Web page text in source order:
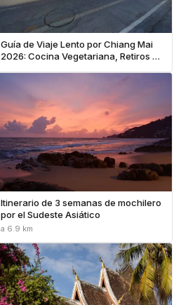
Guía de Viaje Lento por Chiang Mai
2026: Cocina Vegetariana, Retiros de
Itinerario de 3 semanas de mochilero
por el Sudeste Asiático
a 6.9 km